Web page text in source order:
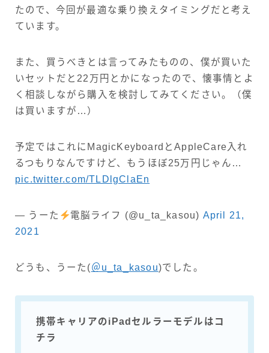
たので、今回が最適な乗り換えタイミングだと考え
ています。
また、買うべきとは言ってみたものの、僕が買いた
いセットだと22万円とかになったので、懐事情とよ
く相談しながら購入を検討してみてください。（僕
は買いますが…）
予定ではこれにMagicKeyboardとAppleCare入れ
るつもりなんですけど、もうほぼ25万円じゃん…
pic.twitter.com/TLDlgClaEn
— うーた 電脳ライフ (@u_ta_kasou) April 21,
2021
どうも、うーた(＠u_ta_kasou)でした。
携帯キャリアのiPadセルラーモデルはコ
チラ